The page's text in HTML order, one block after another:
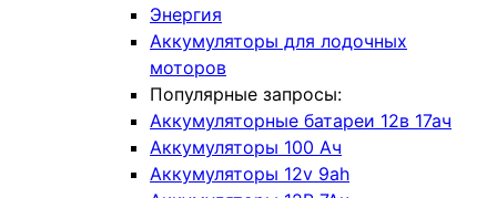
Энергия
Аккумуляторы для лодочных
моторов
Популярные запросы:
Аккумуляторные батареи 12в 17ач
Аккумуляторы 100 Ач
Аккумуляторы 12v 9ah